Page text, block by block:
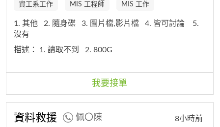
資工系工作 MIS 工程師 MIS 工作
1. 其他 2. 隨身碟 3. 圖片檔,影片檔 4. 皆可討論
5.
沒有
描述： 1. 讀取不到 2. 800G
我要接單
資料救援 佩〇陳 8小時前